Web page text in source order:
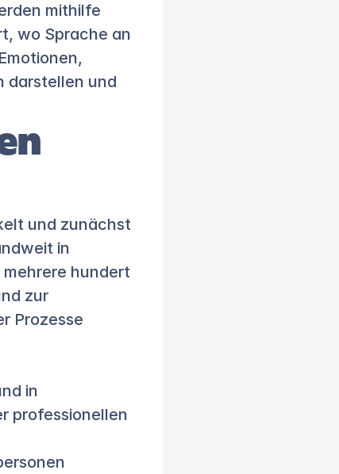
mithilfe
wo Sprache an
darstellen und
und zunächst
in
hundert
zur
Prozesse
in
professionellen